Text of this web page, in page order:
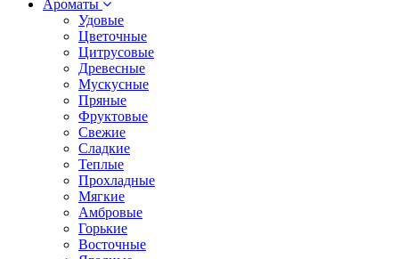
Ароматы
Удовые
Цветочные
Цитрусовые
Древесные
Мускусные
Пряные
Фруктовые
Свежие
Сладкие
Теплые
Прохладные
Мягкие
Амбровые
Горькие
Восточные